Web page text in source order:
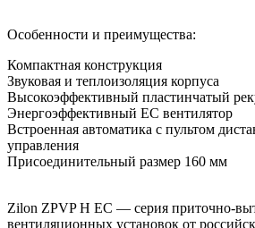
Особенности и преимущества:
Компактная конструкция
Звуковая и теплоизоляция корпуса
Высокоэффективный пластинчатый
Энергоэффективный EC вентилятор
Встроенная автоматика с пультом
управления
Присоединительный размер 160 мм
Zilon ZPVP H EC — серия приточно-
вентиляционных установок от